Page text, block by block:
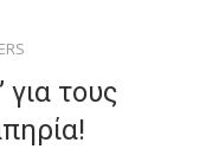
τους